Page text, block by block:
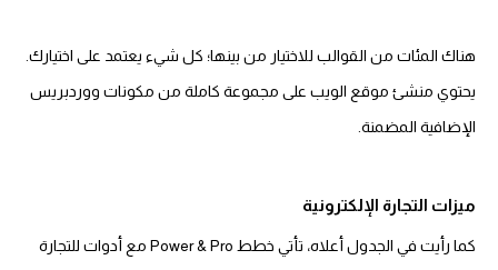
هناك المئات من القوالب للاختيار من بينها؛ كل شيء يعتمد على اختيارك.
يحتوي منشئ موقع الويب على مجموعة كاملة من مكونات ووردبريس
الإضافية المضمنة.
ميزات التجارة الإلكترونية
كما رأيت في الجدول أعلاه، تأتي خطط Power & Pro مع أدوات للتجارة